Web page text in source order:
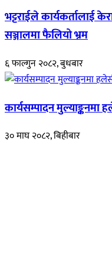
भट्टराईले कार्यकर्तालाई
सञ्जालमा फैलियो भ्रम
६ फाल्गुन २०८२, बुधबार
कार्यसम्पादन
३० माघ २०८२, बिहीबार